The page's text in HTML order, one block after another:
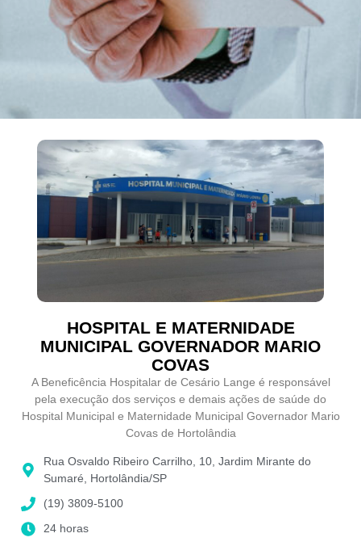
HOSPITAL E MATERNIDADE
MUNICIPAL GOVERNADOR MARIO
COVAS
A Beneficência Hospitalar de Cesário Lange é responsável
pela execução dos serviços e demais ações de saúde do
Hospital Municipal e Maternidade Municipal Governador Mario
Covas de Hortolândia
Rua Osvaldo Ribeiro Carrilho, 10, Jardim Mirante do
Sumaré, Hortolândia/SP
(19) 3809-5100
24 horas